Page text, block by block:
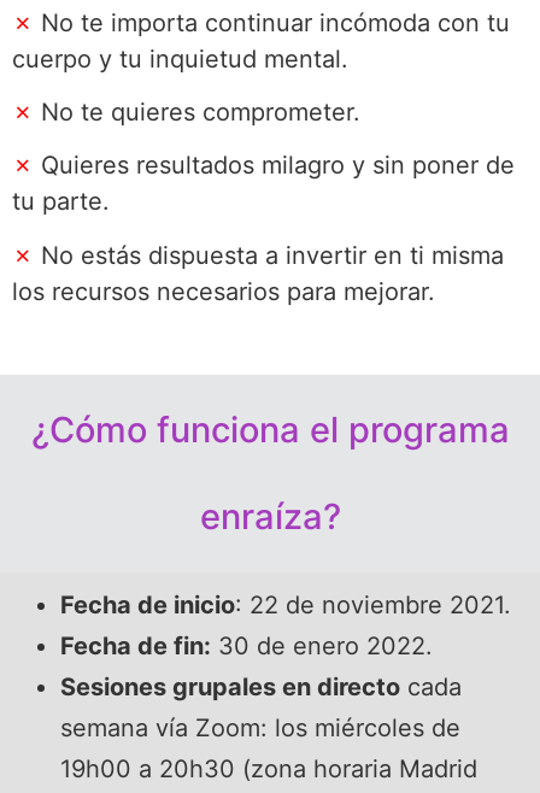
✗ No te importa continuar incómoda con tu
cuerpo y tu inquietud mental.
✗ No te quieres comprometer.
✗ Quieres resultados milagro y sin poner de
tu parte.
✗ No estás dispuesta a invertir en ti misma
los recursos necesarios para mejorar.
¿Cómo funciona el programa
enraíza?
Fecha de inicio: 22 de noviembre 2021.
Fecha de fin: 30 de enero 2022.
Sesiones grupales en directo cada
semana vía Zoom: los miércoles de
19h00 a 20h30 (zona horaria Madrid